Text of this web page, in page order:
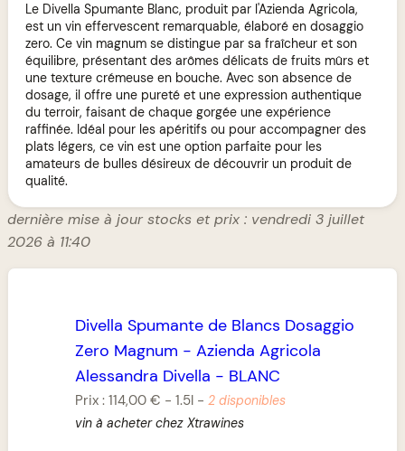
Le Divella Spumante Blanc, produit par l'Azienda Agricola,
est un vin effervescent remarquable, élaboré en dosaggio
zero. Ce vin magnum se distingue par sa fraîcheur et son
équilibre, présentant des arômes délicats de fruits mûrs et
une texture crémeuse en bouche. Avec son absence de
dosage, il offre une pureté et une expression authentique
du terroir, faisant de chaque gorgée une expérience
raffinée. Idéal pour les apéritifs ou pour accompagner des
plats légers, ce vin est une option parfaite pour les
amateurs de bulles désireux de découvrir un produit de
qualité.
dernière mise à jour stocks et prix : vendredi 3 juillet
2026 à 11:40
Divella Spumante de Blancs Dosaggio
Zero Magnum -Azienda Agricola
Alessandra Divella - BLANC
Prix :114,00 € -1.5l -2 disponibles
vin à acheter chez Xtrawines